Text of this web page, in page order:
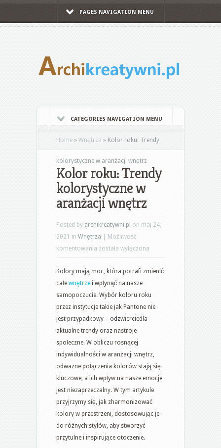
PAGES NAVIGATION MENU
CATEGORIES NAVIGATION MENU
Home » Wnętrza » Kolor roku: Trendy
kolorystyczne w aranżacji wnętrz
Kolor roku: Trendy
kolorystyczne w
aranżacji wnętrz
Posted by archikreatywni.pl on maj 24,
2021 in Wnętrza
Możliwość
komentowania Kolor
Trendy
kolorystyczne
w
aranżacji
wnętrz
została wyłączona
Kolory mają moc, która potrafi zmienić
całe wnętrze i wpłynąć na nasze
samopoczucie. Wybór koloru roku
przez instytucje takie jak Pantone nie
jest przypadkowy – odzwierciedla
aktualne trendy oraz nastroje
społeczne. W obliczu rosnącej
indywidualności w aranżacji wnętrz,
odważne połączenia kolorów stają się
kluczowe, a ich wpływ na nasze emocje
jest niezaprzeczalny. W tym artykule
przyjrzymy się, jak zharmonizować
kolory w przestrzeni, dostosowując je
do różnych stylów, aby stworzyć
przytulne i inspirujące otoczenie.